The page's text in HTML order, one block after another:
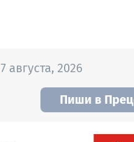
7 августа, 2026
Пиши в